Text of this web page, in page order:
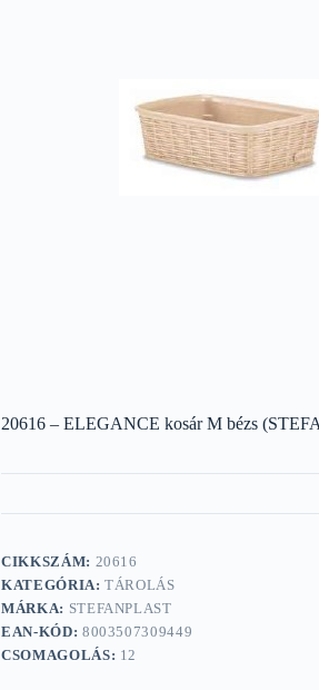
20616 – ELEGANCE kosár M bézs
CIKKSZÁM: 20616
KATEGÓRIA:TÁROLÁS
MÁRKA: STEFANPLAST
EAN-KÓD: 8003507309449
CSOMAGOLÁS: 12